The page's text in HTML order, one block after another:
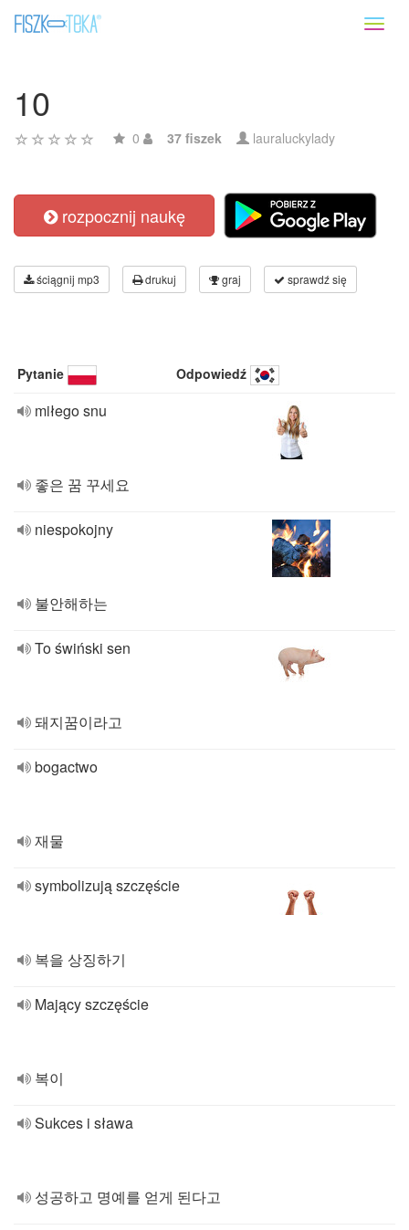
10
0 37 fiszek lauraluckylady
rozpocznij naukę
ściągnij mp3 drukuj graj sprawdź się
Pytanie Odpowiedź
miłego snu
좋은 꿈 꾸세요
niespokojny
불안해하는
To świński sen
돼지꿈이라고
bogactwo
재물
symbolizują szczęście
복을 상징하기
Mający szczęście
복이
Sukces i sława
성공하고 명예를 얻게 된다고